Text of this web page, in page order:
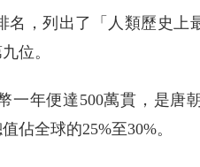
，列出了「人類歷史上
位。
一年便達500萬貫，是唐
佔全球的25%至30%。